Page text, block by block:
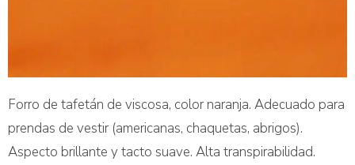
Forro de tafetán de viscosa, color naranja. Adecuado para
prendas de vestir (americanas, chaquetas, abrigos).
Aspecto brillante y tacto suave. Alta transpirabilidad.